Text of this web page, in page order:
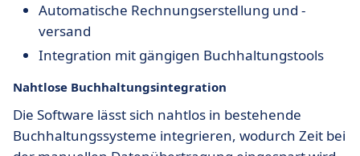
Automatische Rechnungserstellung und -
versand
Integration mit gängigen Buchhaltungstools
Nahtlose Buchhaltungsintegration
Die Software lässt sich nahtlos in bestehende
Buchhaltungssysteme integrieren, wodurch Zeit bei